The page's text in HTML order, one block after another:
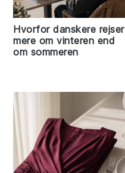
Hvorfor danskere rejser
mere om vinteren end
om sommeren